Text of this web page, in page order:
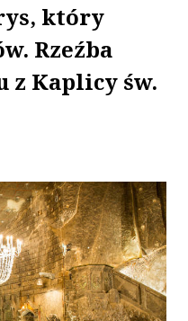
który
Rzeźba
z Kaplicy św.
2021-01-04 15:42:00